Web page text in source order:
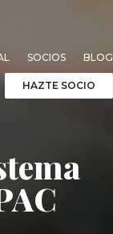
SOCIOS BLOG
HAZTE SOCIO